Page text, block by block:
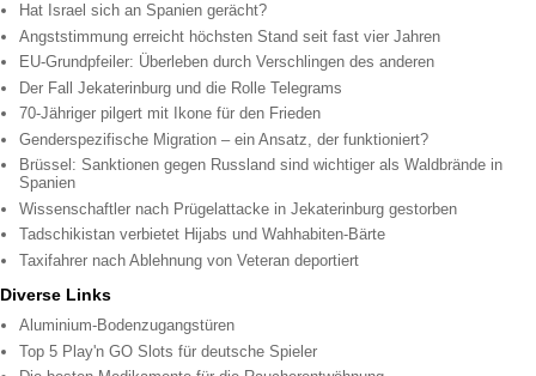
Hat Israel sich an Spanien gerächt?
Angststimmung erreicht höchsten Stand seit fast vier Jahren
EU-Grundpfeiler: Überleben durch Verschlingen des anderen
Der Fall Jekaterinburg und die Rolle Telegrams
70-Jähriger pilgert mit Ikone für den Frieden
Genderspezifische Migration – ein Ansatz, der funktioniert?
Brüssel: Sanktionen gegen Russland sind wichtiger als Waldbrände in
Spanien
Wissenschaftler nach Prügelattacke in Jekaterinburg gestorben
Tadschikistan verbietet Hijabs und Wahhabiten-Bärte
Taxifahrer nach Ablehnung von Veteran deportiert
Diverse Links
Aluminium-Bodenzugangstüren
Top 5 Play'n GO Slots für deutsche Spieler